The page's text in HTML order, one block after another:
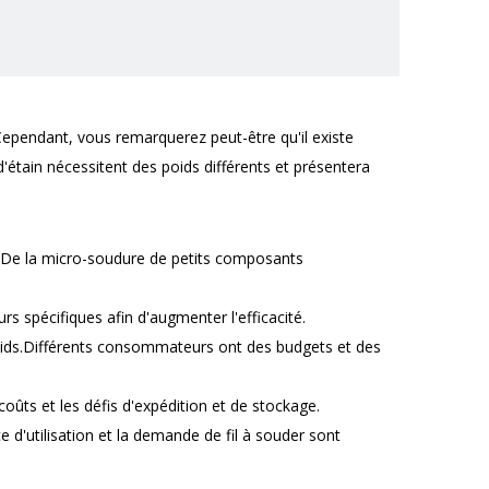
vous remarquerez peut-être qu'il existe
nécessitent des poids différents et présentera
la micro-soudure de petits composants
spécifiques afin d'augmenter l'efficacité.
consommateurs ont des budgets et des
et les défis d'expédition et de stockage.
d'utilisation et la demande de fil à souder sont